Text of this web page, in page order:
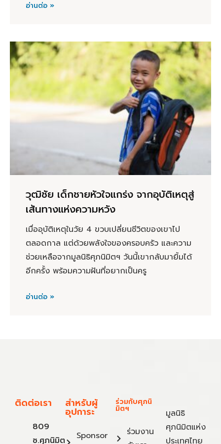
อ่านต่อ »
วุฒิชัย เด็กชายหัวใจแกร่ง จากอุบัติเหตุสู่
เส้นทางแห่งความหวัง
เมื่ออุบัติเหตุในวัย 4 ขวบเปลี่ยนชีวิตของเขาไป
ตลอดกาล แต่ด้วยพลังใจของครอบครัว และความ
ช่วยเหลือจากมูลนิธิศุภนิมิตฯ วันนี้เขากลับมายิ้มได้
อีกครั้ง พร้อมความฝันที่อยากเป็นครู
อ่านต่อ »
ติดต่อเรา
809
ซ.ศุภนิมิต
สำหรับผู้
อุปการะ
Sponsor
ร่วมกับศุภนิ
มิตฯ
ร่วมงาน
มูลนิธิ
ศุภนิมิตแห่ง
ประเทศไทย